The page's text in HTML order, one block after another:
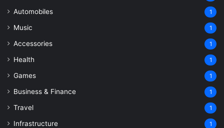
Automobiles 1
Music 1
Accessories 1
Health 1
Games 1
Business & Finance 1
Travel 1
Infrastructure 1